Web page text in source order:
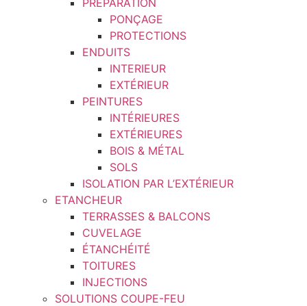
PRÉPARATION
PONÇAGE
PROTECTIONS
ENDUITS
INTERIEUR
EXTÉRIEUR
PEINTURES
INTÉRIEURES
EXTÉRIEURES
BOIS & MÉTAL
SOLS
ISOLATION PAR L’EXTÉRIEUR
ETANCHEUR
TERRASSES & BALCONS
CUVELAGE
ÉTANCHÉITÉ
TOITURES
INJECTIONS
SOLUTIONS COUPE-FEU